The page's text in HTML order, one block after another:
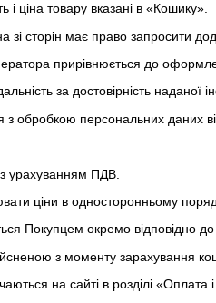
і ціна товару вказані в «Кошику».
зі сторін має право запросити
прирівнюється до
за достовірність наданої
з обробкою персональних даних
урахуванням ПДВ.
ціни в односторонньому
Покупцем окремо відповідно до
з моменту зарахування
на сайті в розділі «Оплата і